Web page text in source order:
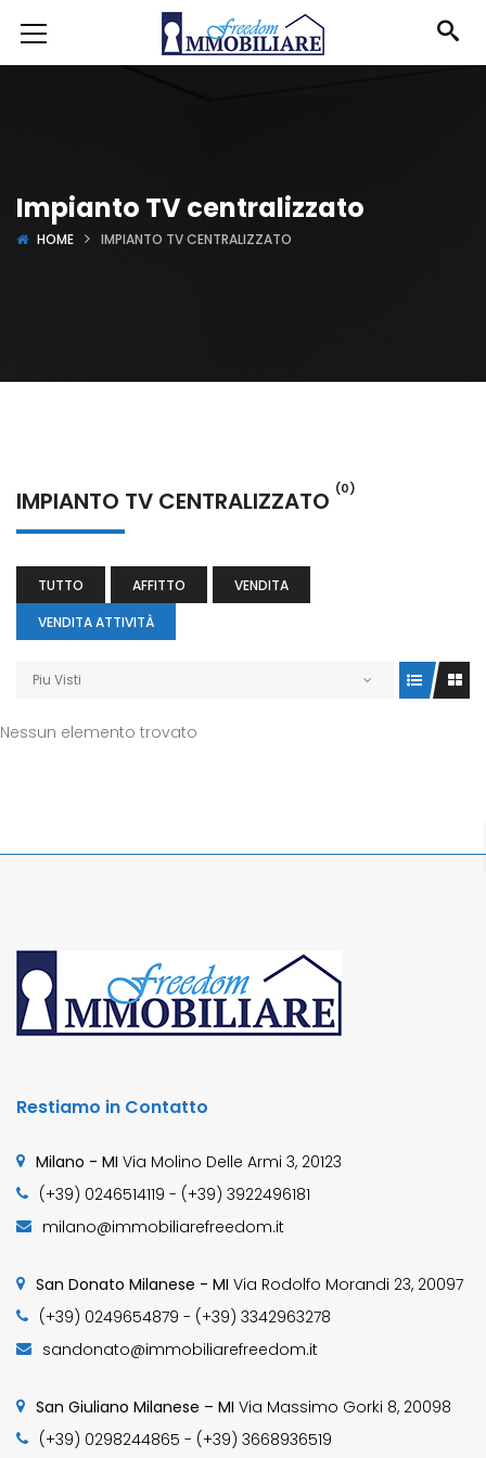
Impianto TV centralizzato
HOME IMPIANTO TV CENTRALIZZATO
IMPIANTO TV CENTRALIZZATO (0)
TUTTO AFFITTO
VENDITA
VENDITA ATTIVITÀ
Piu Visti
Nessun elemento trovato
Restiamo in Contatto
Milano - MI Via Molino Delle Armi 3, 20123
(+39) 0246514119 - (+39) 3922496181
milano@immobiliarefreedom.it
San Donato Milanese - MI Via Rodolfo Morandi 23, 20097
(+39) 0249654879 - (+39) 3342963278
sandonato@immobiliarefreedom.it
San Giuliano Milanese – MI Via Massimo Gorki 8, 20098
(+39) 0298244865 - (+39) 3668936519